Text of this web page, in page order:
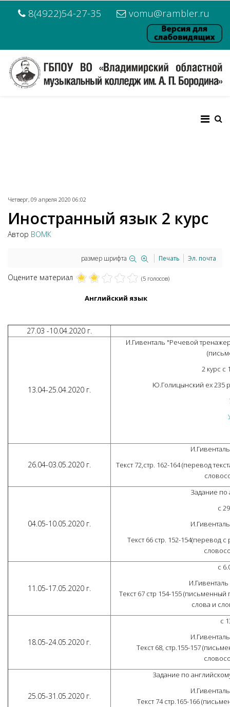
8(4922)54-27-35 vomu@rambler.ru
Четверг, 09 апреля 2020 06:02
Иностранный язык 2 курс
Автор ВОМК
размер шрифта Печать Эл. почта
Оцените материал (5 голосов)
Английский язык
27.03 -10.04.2020 г.
13.04-25.04.2020 г.
И.Гивенталь "Речевой
2 курс с
Ю.Голицынский ex 235
26.04-03.05.2020 г.
Текст 72,стр. 162-164 (перевод
04.05-10.05.2020 г.
Задание по
с
Текст 66 стр. 152-154(перевод
11.05-17.05.2020 г.
с
Текст 67 стр 154-155
слова и
18.05-24.05.2020 г.
с
Текст 68, стр.155-157
25.05-31.05.2020 г.
Задание по
Текст 74 стр.165-166